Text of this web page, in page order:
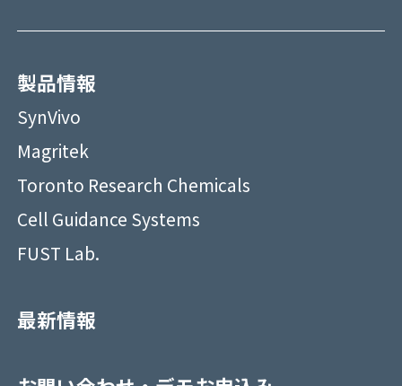
製品情報
SynVivo
Magritek
Toronto Research Chemicals
Cell Guidance Systems
FUST Lab.
最新情報